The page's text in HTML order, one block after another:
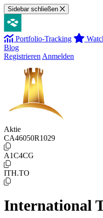
Sidebar schließen
Portfolio-Tracking
Blog
Registrieren Anmelden
Aktie
CA46050R1029
A1C4CG
ITH.TO
International